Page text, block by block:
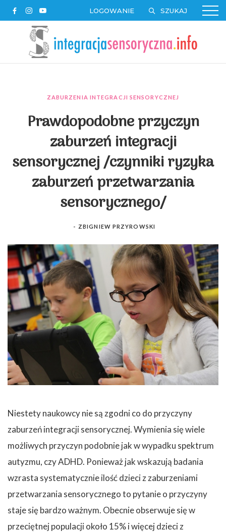
LOGOWANIE
ZABURZENIA INTEGRACJI SENSORYCZNEJ
Prawdopodobne przyczyn
zaburzeń integracji
sensorycznej /czynniki ryzyka
zaburzeń przetwarzania
sensorycznego/
- ZBIGNIEW PRZYROWSKI
Niestety naukowcy nie są zgodni co do przyczyny
zaburzeń integracji sensorycznej. Wymienia się wiele
możliwych przyczyn podobnie jak w wypadku spektrum
autyzmu, czy ADHD. Ponieważ jak wskazują badania
wzrasta systematycznie ilość dzieci z zaburzeniami
przetwarzania sensorycznego to pytanie o przyczyny
staje się bardzo ważnym. Obecnie obserwuje się w
przeciętnej populacji około 15% i więcej dzieci z